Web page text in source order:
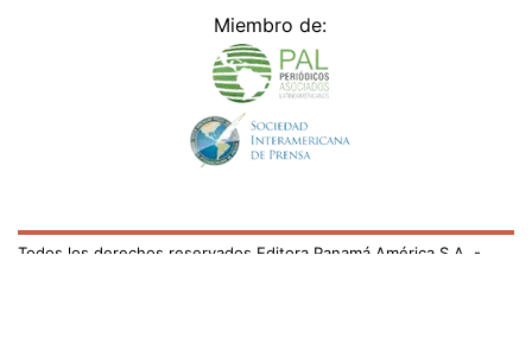
Miembro de:
Todos los derechos reservados Editora Panamá América S.A. -